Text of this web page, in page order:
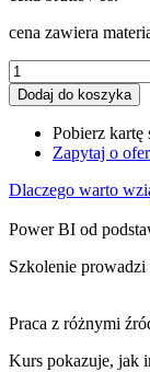
cena zawiera
ilość
Kurs
Power
podstaw
–
danych
raportowanie
Dodaj do koszyka
Pobierz kartę
Zapytaj o
Dlaczego warto
Power BI od
Szkolenie
Praca z różnymi
Kurs pokazuje, jak